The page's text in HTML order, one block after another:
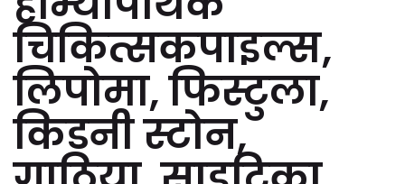
चिकित्सकपाइल्स,
लिपोमा, फिस्टुला,
किडनी स्टोन,